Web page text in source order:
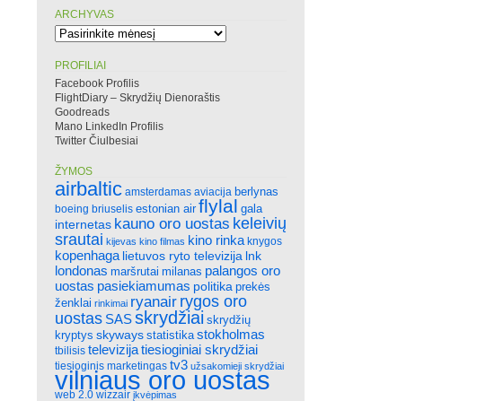
ARCHYVAS
Archyvas
PROFILIAI
Facebook Profilis
FlightDiary – Skrydžių Dienoraštis
Goodreads
Mano LinkedIn Profilis
Twitter Čiulbesiai
ŽYMOS
airbaltic amsterdamas aviacija berlynas
boeing briuselis estonian air flylal gala
internetas kauno oro uostas keleivių
srautai kijevas kino filmas kino rinka knygos
kopenhaga lietuvos ryto televizija lnk
londonas maršrutai milanas palangos oro
uostas pasiekiamumas politika prekės
ženklai rinkimai ryanair rygos oro
uostas SASskrydžiai skrydžių
kryptys skyways statistika stokholmas
tbilisis televizijatiesioginiai skrydžiai
tiesioginis marketingas tv3 užsakomieji skrydžiai
vilniaus oro uostas
web 2.0 wizzair įkvėpimas